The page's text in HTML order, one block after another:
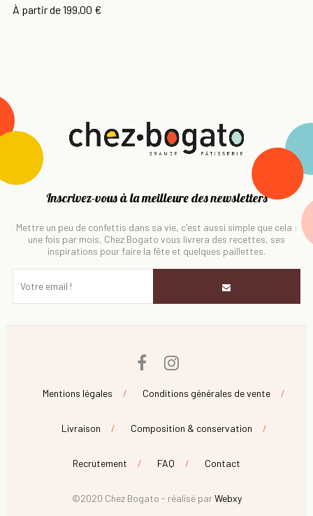
À partir de199,00 €
Inscrivez-vous à la meilleure des newsletters
Mettre un peu de confettis dans sa vie, c'est aussi simple que cela :
une fois par mois, Chez Bogato vous livrera des recettes, ses
inspirations pour faire la fête et quelques paillettes.
Facebook
Mentions légales Conditions générales de vente
Livraison Composition & conservation
Recrutement FAQ Contact
©2020 Chez Bogato - réalisé parWebxy